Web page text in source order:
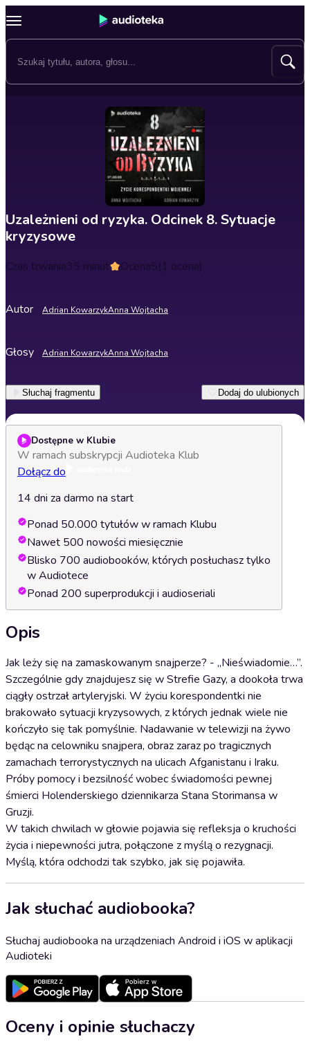
Uzależnieni od ryzyka. Odcinek 8. Sytuacje
kryzysowe
Czas trwania35 minut Ocena5(1 ocena)
Autor Adrian KowarzykAnna Wojtacha
Głosy Adrian KowarzykAnna Wojtacha
Słuchaj fragmentu Dodaj do ulubionych
Dostępne w Klubie
W ramach subskrypcji Audioteka Klub
Dołącz do
14 dni za darmo na start
Ponad 50.000 tytułów w ramach Klubu
Nawet 500 nowości miesięcznie
Blisko 700 audiobooków, których posłuchasz tylko
w Audiotece
Ponad 200 superprodukcji i audioseriali
Opis
Jak leży się na zamaskowanym snajperze? - „Nieświadomie…”.
Szczególnie gdy znajdujesz się w Strefie Gazy, a dookoła trwa
ciągły ostrzał artyleryjski. W życiu korespondentki nie
brakowało sytuacji kryzysowych, z których jednak wiele nie
kończyło się tak pomyślnie. Nadawanie w telewizji na żywo
będąc na celowniku snajpera, obraz zaraz po tragicznych
zamachach terrorystycznych na ulicach Afganistanu i Iraku.
Próby pomocy i bezsilność wobec świadomości pewnej
śmierci Holenderskiego dziennikarza Stana Storimansa w
Gruzji.
W takich chwilach w głowie pojawia się refleksja o kruchości
życia i niepewności jutra, połączone z myślą o rezygnacji.
Myślą, która odchodzi tak szybko, jak się pojawiła.
Jak słuchać audiobooka?
Słuchaj audiobooka na urządzeniach Android i iOS w aplikacji
Audioteki
Oceny i opinie słuchaczy